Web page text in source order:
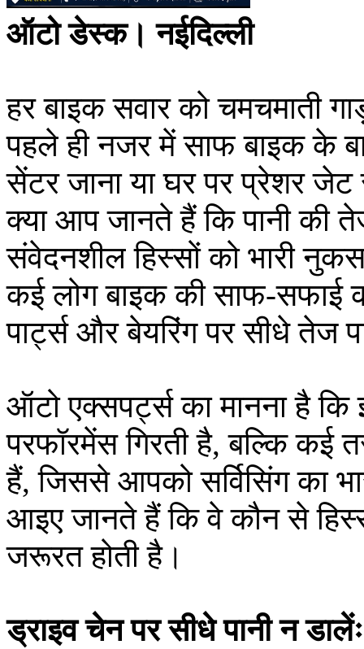
ऑटो डेस्क। नईदिल्ली
हर बाइक सवार को चमचमाती
पहले ही नजर में साफ बाइक के
सेंटर जाना या घर पर प्रेशर
क्या आप जानते हैं कि पानी की
संवेदनशील हिस्सों को भारी
कई लोग बाइक की साफ-
पार्ट्स और बेयरिंग पर सीधे तेज
ऑटो एक्सपर्ट्स का मानना है
परफॉरमेंस गिरती है, बल्कि कई
हैं, जिससे आपको सर्विसिंग का
आइए जानते हैं कि वे कौन से
जरूरत होती है।
ड्राइव चेन पर सीधे पानी न